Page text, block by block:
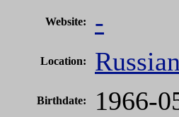
Website: -
Location:
Birthdate: 1966-